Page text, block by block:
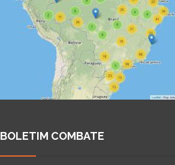
BOLETIM COMBATE